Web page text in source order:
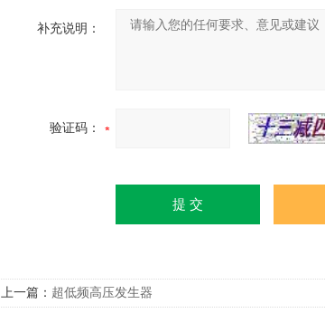
补充说明：
验证码：
上一篇： 超低频高压发生器